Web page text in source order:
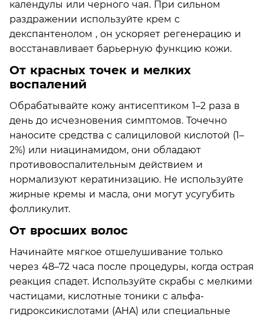
календулы или черного чая. При сильном
раздражении используйте крем с
декспантенолом , он ускоряет регенерацию и
восстанавливает барьерную функцию кожи.
От красных точек и мелких
воспалений
Обрабатывайте кожу антисептиком 1–2 раза в
день до исчезновения симптомов. Точечно
наносите средства с салициловой кислотой (1–
2%) или ниацинамидом, они обладают
противовоспалительным действием и
нормализуют кератинизацию. Не используйте
жирные кремы и масла, они могут усугубить
фолликулит.
От вросших волос
Начинайте мягкое отшелушивание только
через 48–72 часа после процедуры, когда острая
реакция спадет. Используйте скрабы с мелкими
частицами, кислотные тоники с альфа-
гидроксикислотами (AHA) или специальные